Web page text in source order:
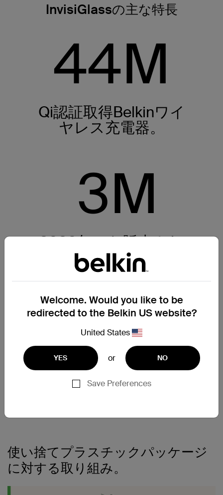
InvisiGlassの主な特長
44M
Qi認証取得Belkinワイ
ヤレス充電器。
3M
2020年から販売され
ているMagSafe製品。
16M
2016年から販売され
ているQi認証取得製
使い捨てプラスチックパッケージ
に対する取り組み。
Welcome. Would you like to be
redirected to the Belkin US website?
United States
YES or NO
Save Preferences